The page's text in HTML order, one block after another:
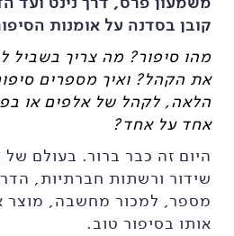
קובן בסדנה על אומנות
מהו סיפור? מה צריך בשביל
את הקהל? ואיך מספרים
הלאה, לקהל של אלפים או
אחד על אחד?
היום זה כבר ברור. בעולם
שידור ורשתות חברתיות,
מספר, למכור מחשבה, מוצר
אותו בסיפור טוב.